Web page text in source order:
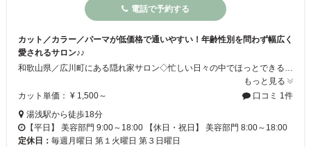
電話で予約する
カット／カラー／パーマが低価格で通いやすい！年齢性別を問わず幅広く
愛されるサロン♪♪
和歌山県／広川町にある隠れ家サロン◇忙しい日々の中でほっとできる癒しの空間で施術を行います。年齢や性別問わず、幅広い層のお客様にご利用頂いています！ジュニアdayなどお子様のカットもお得に☆彡リーズナブルな価格でパーマやカラーなどの待ち時間には珍しいお茶のサービスがあります♪安らぎの中で綺麗になりましょう☆ミ着付けも承ります♪
もっと見る
カット単価： ¥ 1,500～
口コミ 1件
湯浅駅から徒歩18分
【平日】 美容部門 9:00～18:00 【休日・祝日】 美容部門 8:00～18:00
定休日： 毎週月曜日 第１火曜日 第３日曜日